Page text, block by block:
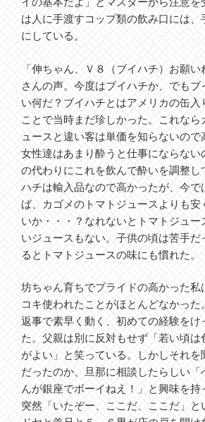
は人に手渡すコップ類の飲み口には、
にしている。
「伸ちゃん、Ｖ８（ブイハチ）お願い
さんの声。今度はブイハチか、でもブ
い何だ？ブイハチとはアメリカの缶入
ことで当時まだ珍しかった。これなら
ュースと違い客は単価を知らないので
女性達はあまり酔うと仕事にならない
の代わりにこれを飲んで酔いを調整し
ハチは輸入品なので高かったが、今で
ば、カゴメのトマトジュースよりも安
いか・・・？なれないとトマトジュー
いジュースもない。子供の頃は苦手だ
るとトマトジュースの味にも慣れた。
坊ちゃん育ちでプライドの高かった私
コキ使われたことがほとんどなかった
返事で素早く動く、初めての経験をけ
た。父親は別に反対もせず「若い頃は
がよい」と笑っている。しかしそれを
だったのか、旦那に相談したらしい「
んが銀座でボーイねえ！」と興味を持
突然「いたぞー、ここだ、ここだ」と